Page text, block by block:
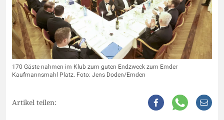
170 Gäste nahmen im Klub zum guten Endzweck zum Emder
Kaufmannsmahl Platz. Foto: Jens Doden/Emden
Artikel teilen: